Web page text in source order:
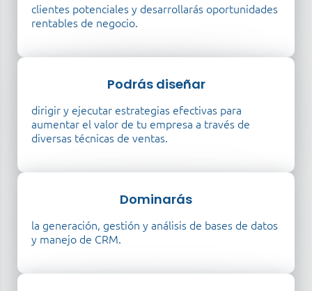
clientes potenciales y desarrollarás oportunidades
rentables de negocio.
Podrás diseñar
dirigir y ejecutar estrategias efectivas para
aumentar el valor de tu empresa a través de
diversas técnicas de ventas.
Dominarás
la generación, gestión y análisis de bases de datos
y manejo de CRM.